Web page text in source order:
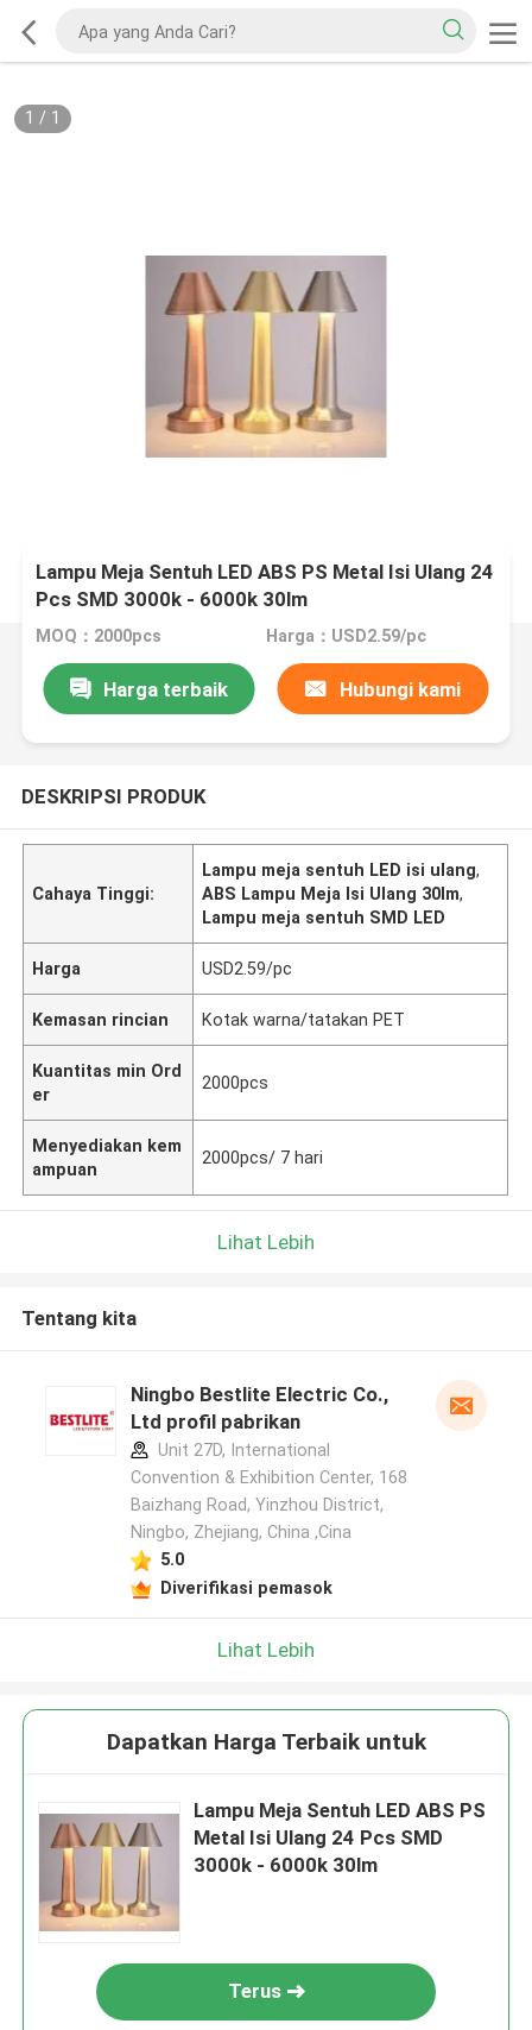
1 / 1
Lampu Meja Sentuh LED ABS PS Metal Isi Ulang 24
Pcs SMD 3000k - 6000k 30lm
MOQ：2000pcs Harga：USD2.59/pc
Harga terbaik Hubungi kami
DESKRIPSI PRODUK
Cahaya Tinggi:
Lampu meja sentuh LED isi ulang,
ABS Lampu Meja Isi Ulang 30lm,
Lampu meja sentuh SMD LED
Harga USD2.59/pc
Kemasan rincian Kotak warna/tatakan PET
Kuantitas min Ord
er
2000pcs
Menyediakan kem
ampuan
2000pcs/ 7 hari
Lihat Lebih
Tentang kita
Ningbo Bestlite Electric Co.,
Ltd profil pabrikan
Unit 27D, International
Convention & Exhibition Center, 168
Baizhang Road, Yinzhou District,
Ningbo, Zhejiang, China ,Cina
5.0
Diverifikasi pemasok
Lihat Lebih
Dapatkan Harga Terbaik untuk
Lampu Meja Sentuh LED ABS PS
Metal Isi Ulang 24 Pcs SMD
3000k - 6000k 30lm
Terus